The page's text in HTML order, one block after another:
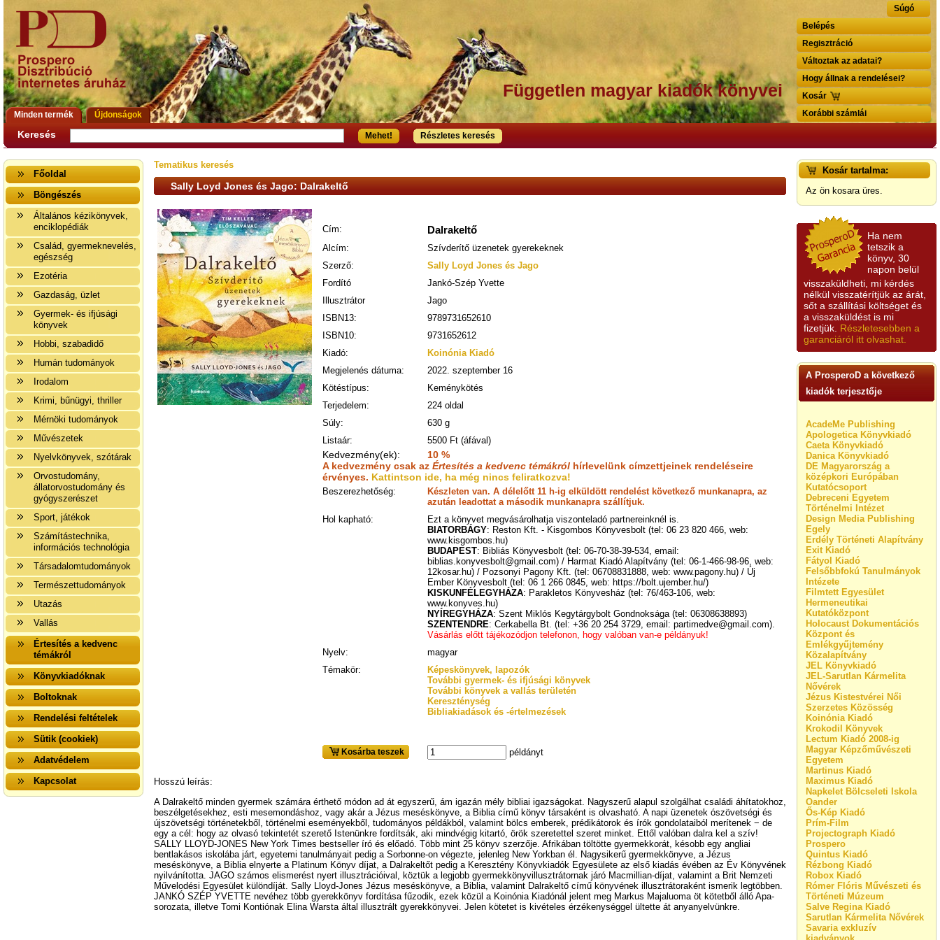
Súgó
Belépés
Regisztráció
Változtak az adatai?
Hogy állnak a rendelései?
Kosár
Korábbi számlái
Független magyar kiadók könyvei
Minden termék Újdonságok
Keresés Mehet! Részletes keresés
Főoldal
Böngészés
Általános kézikönyvek,
enciklopédiák
Család, gyermeknevelés,
egészség
Ezotéria
Gazdaság, üzlet
Gyermek- és ifjúsági
könyvek
Hobbi, szabadidő
Humán tudományok
Irodalom
Krimi, bűnügyi, thriller
Mérnöki tudományok
Művészetek
Nyelvkönyvek, szótárak
Orvostudomány,
állatorvostudomány és
gyógyszerészet
Sport, játékok
Számítástechnika,
információs technológia
Társadalomtudományok
Természettudományok
Utazás
Vallás
Értesítés a kedvenc
témákról
Könyvkiadóknak
Boltoknak
Rendelési feltételek
Sütik (cookiek)
Adatvédelem
Kapcsolat
Kosár tartalma:
Az ön kosara üres.
Ha nem
tetszik a
könyv, 30
napon belül
visszaküldheti, mi kérdés
nélkül visszatérítjük az árát,
sőt a szállítási költséget és
a visszaküldést is mi
fizetjük. Részletesebben a
garanciáról itt olvashat.
A ProsperoD a következő
kiadók terjesztője
AcadeMe Publishing
Apologetica Könyvkiadó
Caeta Könyvkiadó
Danica Könyvkiadó
DE Magyarország a
középkori Európában
Kutatócsoport
Debreceni Egyetem
Történelmi Intézet
Design Media Publishing
Egely
Erdély Történeti Alapítvány
Exit Kiadó
Fátyol Kiadó
Felsőbbfokú Tanulmányok
Intézete
Filmtett Egyesület
Hermeneutikai
Kutatóközpont
Holocaust Dokumentációs
Központ és
Emlékgyűjtemény
Közalapítvány
JEL Könyvkiadó
JEL-Sarutlan Kármelita
Nővérek
Jézus Kistestvérei Női
Szerzetes Közösség
Koinónia Kiadó
Krokodil Könyvek
Lectum Kiadó 2008-ig
Magyar Képzőművészeti
Egyetem
Martinus Kiadó
Maximus Kiadó
Napkelet Bölcseleti Iskola
Oander
Ős-Kép Kiadó
Prím-Film
Projectograph Kiadó
Prospero
Quintus Kiadó
Rézbong Kiadó
Robox Kiadó
Rómer Flóris Művészeti és
Történeti Múzeum
Salve Regina Kiadó
Sarutlan Kármelita Nővérek
Savaria exkluzív
Tematikus keresés
Sally Loyd Jones és Jago: Dalrakeltő
Cím: Dalrakeltő
Alcím:
Szívderítő üzenetek gyerekeknek
Szerző:
Sally Loyd Jones és Jago
Fordító
Jankó-Szép Yvette
Illusztrátor
Jago
ISBN13:
9789731652610
ISBN10:
9731652612
Kiadó:
Koinónia Kiadó
Megjelenés dátuma:
2022. szeptember 16
Kötéstípus:
Keménykötés
Terjedelem:
224 oldal
Súly:
630 g
Listaár:
5500 Ft (áfával)
Kedvezmény(ek):
10 %
A kedvezmény csak az Értesítés a kedvenc témákról hírlevelünk címzettjeinek rendeléseire
érvényes. Kattintson ide, ha még nincs feliratkozva!
Beszerezhetőség:
Készleten van. A délelőtt 11 h-ig elküldött rendelést következő munkanapra, az
azután leadottat a második munkanapra szállítjuk.
Hol kapható:
Ezt a könyvet megvásárolhatja viszonteladó partnereinknél is.
BIATORBÁGY: Reston Kft. - Kisgombos Könyvesbolt (tel: 06 23 820 466, web:
www.kisgombos.hu)
BUDAPEST: Bibliás Könyvesbolt (tel: 06-70-38-39-534, email:
biblias.konyvesbolt@gmail.com) / Harmat Kiadó Alapítvány (tel: 06-1-466-98-96, web:
12kosar.hu) / Pozsonyi Pagony Kft. (tel: 06708831888, web: www.pagony.hu) / Új
Ember Könyvesbolt (tel: 06 1 266 0845, web: https://bolt.ujember.hu/)
KISKUNFÉLEGYHÁZA: Parakletos Könyvesház (tel: 76/463-106, web:
www.konyves.hu)
NYÍREGYHÁZA: Szent Miklós Kegytárgybolt Gondnoksága (tel: 06308638893)
SZENTENDRE: Cerkabella Bt. (tel: +36 20 254 3729, email: partimedve@gmail.com).
Vásárlás előtt tájékozódjon telefonon, hogy valóban van-e példányuk!
Nyelv:
magyar
Témakör:
Képeskönyvek, lapozók
További gyermek- és ifjúsági könyvek
További könyvek a vallás területén
Kereszténység
Bibliakiadások és -értelmezések
Kosárba teszek példányt
Hosszú leírás:
A Dalrakeltő minden gyermek számára érthető módon ad át egyszerű, ám igazán mély bibliai igazságokat. Nagyszerű alapul szolgálhat családi áhítatokhoz,
beszélgetésekhez, esti mesemondáshoz, vagy akár a Jézus meséskönyve, a Biblia című könyv társaként is olvasható. A napi üzenetek ószövetségi és
újszövetségi történetekből, történelmi eseményekből, tudományos példákból, valamint bölcs emberek, prédikátorok és írók gondolataiból merítenek − de
egy a cél: hogy az olvasó tekintetét szerető Istenünkre fordítsák, aki mindvégig kitartó, örök szeretettel szeret minket. Ettől valóban dalra kel a szív!
SALLY LLOYD-JONES New York Times bestseller író és előadó. Több mint 25 könyv szerzője. Afrikában töltötte gyermekkorát, késobb egy angliai
bentlakásos iskolába járt, egyetemi tanulmányait pedig a Sorbonne-on végezte, jelenleg New Yorkban él. Nagysikerű gyermekkönyve, a Jézus
meséskönyve, a Biblia elnyerte a Platinum Könyv díjat, a Dalrakeltőt pedig a Keresztény Könyvkiadók Egyesülete az első kiadás évében az Év Könyvének
nyilvánította. JAGO számos elismerést nyert illusztrációival, köztük a legjobb gyermekkönyvillusztrátornak járó Macmillian-díjat, valamint a Brit Nemzeti
Művelodési Egyesület különdíját. Sally Lloyd-Jones Jézus meséskönyve, a Biblia, valamint Dalrakeltő című könyvének illusztrátoraként ismerik legtöbben.
JANKÓ SZÉP YVETTE nevéhez több gyerekkönyv fordítása fűzodik, ezek közül a Koinónia Kiadónál jelent meg Markus Majaluoma öt kötetből álló Apa-
sorozata, illetve Tomi Kontiónak Elina Warsta által illusztrált gyerekkönyvei. Jelen kötetet is kivételes érzékenységgel ültette át anyanyelvünkre.